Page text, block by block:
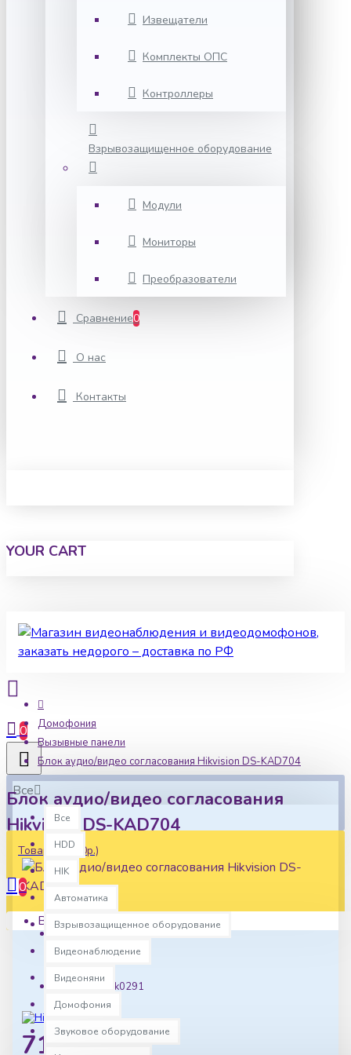
Извещатели
Комплекты ОПС
Контроллеры
Взрывозащищенное оборудование
Модули
Мониторы
Преобразователи
Сравнение0
О нас
Контакты
YOUR CART
0
Все
Все
HDD
HIK
Автоматика
Взрывозащищенное оборудование
Видеонаблюдение
Видеоняни
Домофония
Звуковое оборудование
Товаров: 0 (0р.)
0
Ваша корзина пуста!
Домофония
Вызывные панели
Блок аудио/видео согласования Hikvision DS-KAD704
Блок аудио/видео согласования
Hikvision DS-KAD704
7124р.
Наличие:
Артикул:
hk0291